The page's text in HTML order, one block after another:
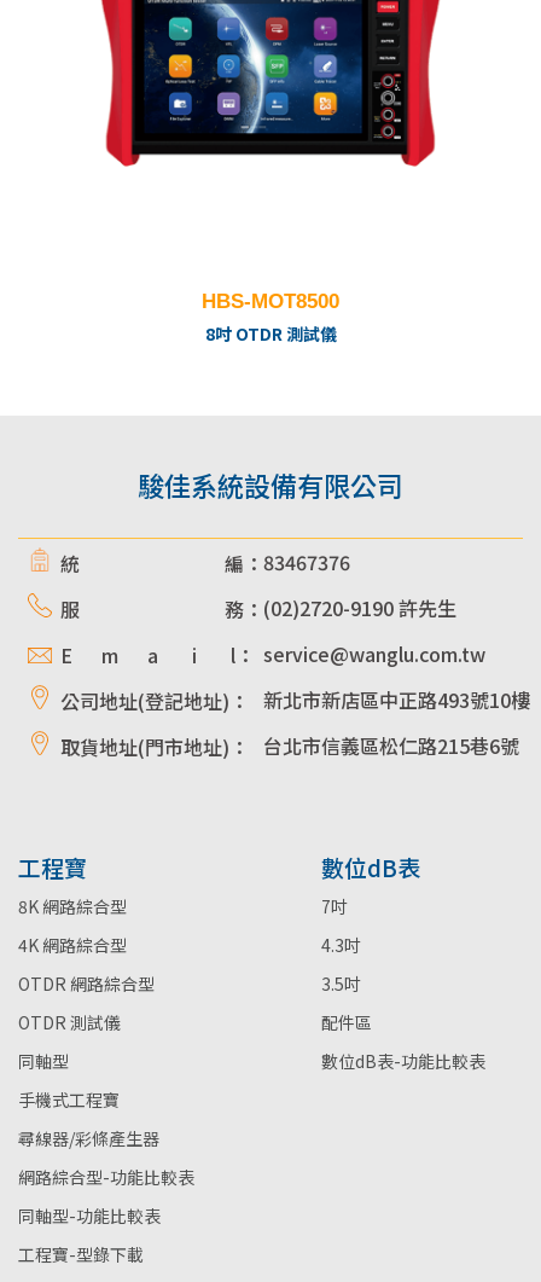
HBS-MOT8500
8吋 OTDR 測試儀
駿佳系統設備有限公司
統 編： 83467376
服 務： (02)2720-9190 許先生
E m a i l： service@wanglu.com.tw
公司地址(登記地址)：
新北市新店區中正路493號10樓
取貨地址(門市地址)：
台北市信義區松仁路215巷6號
工程寶
8K 網路綜合型
4K 網路綜合型
OTDR 網路綜合型
OTDR 測試儀
同軸型
手機式工程寶
尋線器/彩條產生器
網路綜合型-功能比較表
同軸型-功能比較表
工程寶-型錄下載
數位dB表
7吋
4.3吋
3.5吋
配件區
數位dB表-功能比較表